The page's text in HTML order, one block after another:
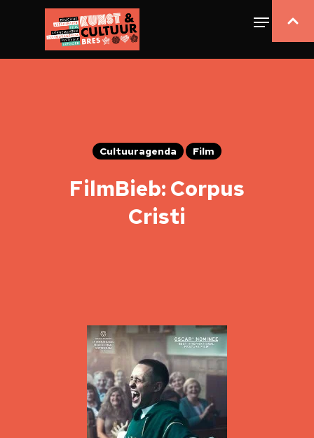
Cultuuragenda Film
FilmBieb: Corpus
Cristi